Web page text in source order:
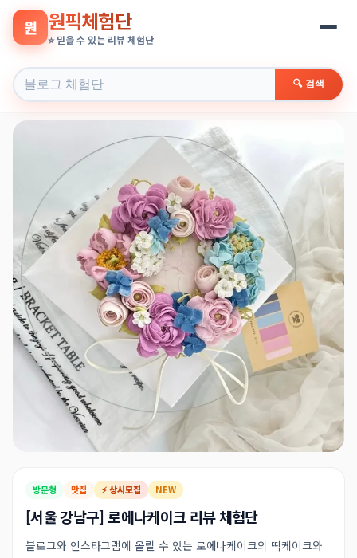
원 원픽체험단
⭐ 믿을 수 있는 리뷰 체험단
🔍 검색
방문형 맛집 ⚡ 상시모집 NEW
[서울 강남구] 로에나케이크 리뷰 체험단
블로그와 인스타그램에 올릴 수 있는 로에나케이크의 떡케이크와